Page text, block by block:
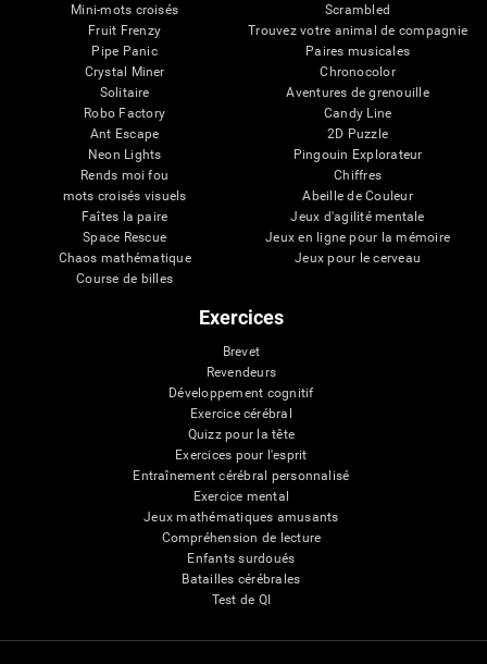
Mini-mots croisés
Fruit Frenzy
Pipe Panic
Crystal Miner
Solitaire
Robo Factory
Ant Escape
Neon Lights
Rends moi fou
mots croisés visuels
Faîtes la paire
Space Rescue
Chaos mathématique
Course de billes
Scrambled
Trouvez votre animal de compagnie
Paires musicales
Chronocolor
Aventures de grenouille
Candy Line
2D Puzzle
Pingouin Explorateur
Chiffres
Abeille de Couleur
Jeux d'agilité mentale
Jeux en ligne pour la mémoire
Jeux pour le cerveau
Exercices
Brevet
Revendeurs
Développement cognitif
Exercice cérébral
Quizz pour la tête
Exercices pour l'esprit
Entraînement cérébral personnalisé
Exercice mental
Jeux mathématiques amusants
Compréhension de lecture
Enfants surdoués
Batailles cérébrales
Test de QI